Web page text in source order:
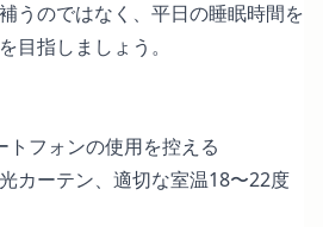
うのではなく、平日の睡眠時間を
目指しましょう。
フォンの使用を控える
カーテン、適切な室温18〜22度